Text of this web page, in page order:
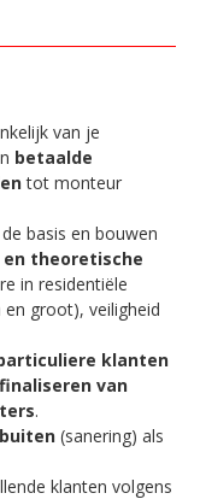
van je
betaalde
tot monteur
basis en bouwen
theoretische
in residentiële
groot), veiligheid
klanten
van
.
buiten (sanering) als
klanten volgens